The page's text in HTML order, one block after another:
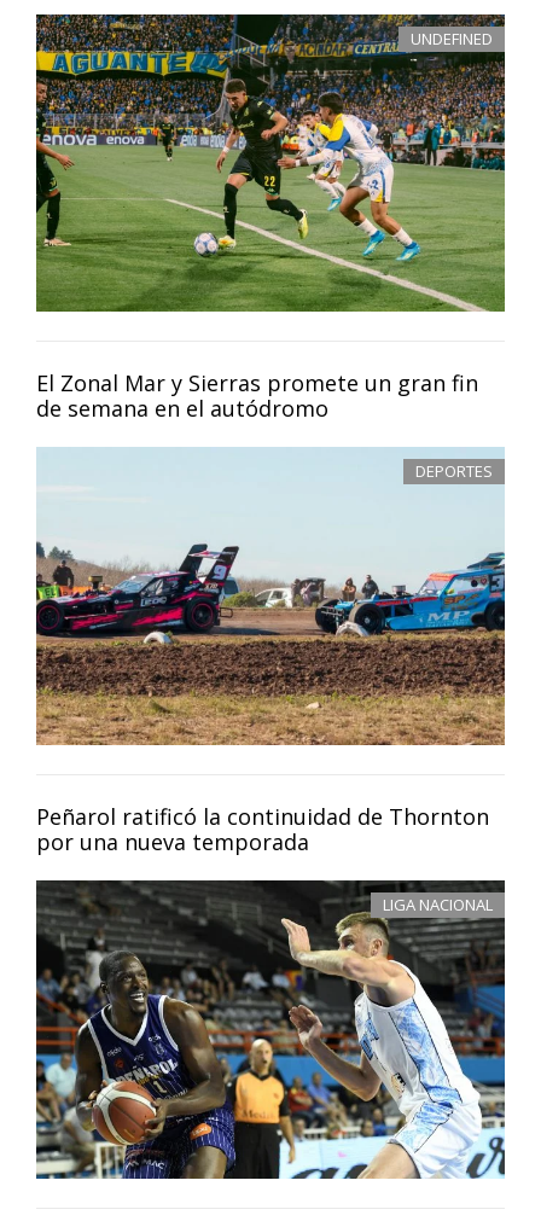
UNDEFINED
El Zonal Mar y Sierras promete un gran fin
de semana en el autódromo
DEPORTES
Peñarol ratificó la continuidad de Thornton
por una nueva temporada
LIGA NACIONAL